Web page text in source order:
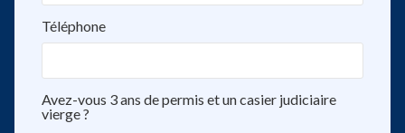
Téléphone
Avez-vous 3 ans de permis et un casier judiciaire
vierge ?